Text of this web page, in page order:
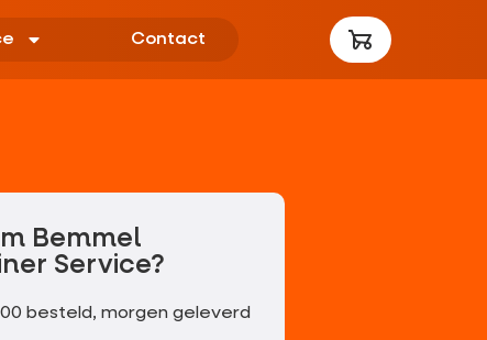
Contact
Bemmel
Service?
besteld, morgen geleverd